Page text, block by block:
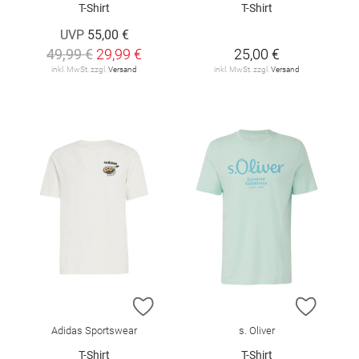
T-Shirt
UVP 55,00 €
49,99 € 29,99 €
inkl. MwSt. zzgl. Versand
T-Shirt
25,00 €
inkl. MwSt. zzgl. Versand
ZUR WUNSCHLISTE HINZUFÜGEN
Adidas Sportswear
T-Shirt
ZUR
s. Oliver
T-Shirt